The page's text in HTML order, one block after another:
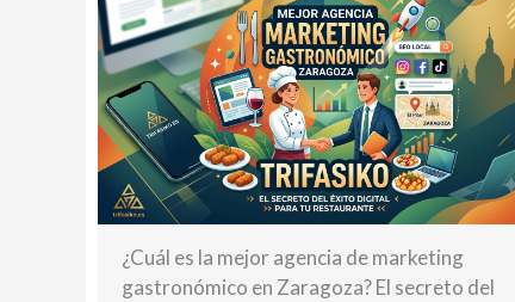
¿Cuál es la mejor agencia de marketing
gastronómico en Zaragoza? El secreto del